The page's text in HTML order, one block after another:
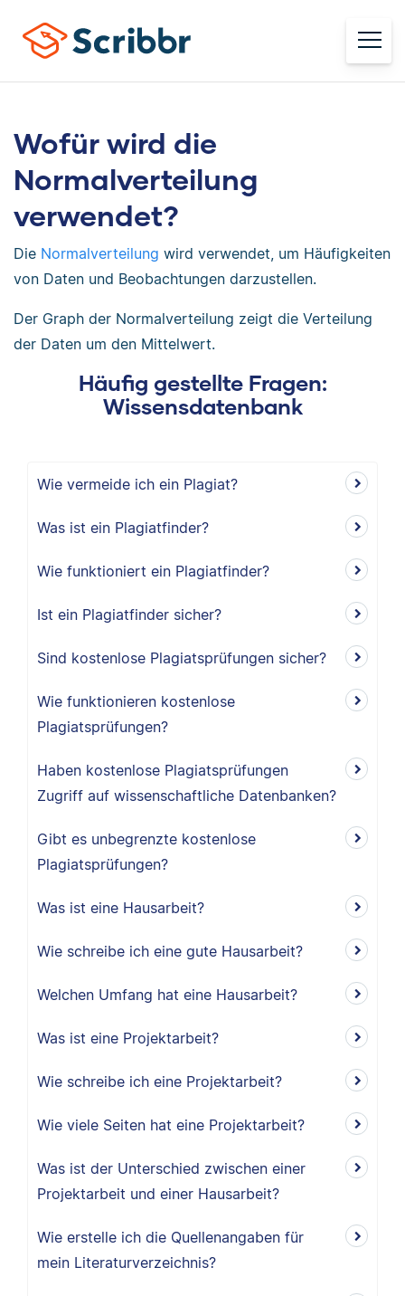
Wofür wird die
Normalverteilung
verwendet?
Die Normalverteilung wird verwendet, um Häufigkeiten
von Daten und Beobachtungen darzustellen.
Der Graph der Normalverteilung zeigt die Verteilung
der Daten um den Mittelwert.
Häufig gestellte Fragen:
Wissensdatenbank
Wie vermeide ich ein Plagiat?
Was ist ein Plagiatfinder?
Wie funktioniert ein Plagiatfinder?
Ist ein Plagiatfinder sicher?
Sind kostenlose Plagiatsprüfungen sicher?
Wie funktionieren kostenlose
Plagiatsprüfungen?
Haben kostenlose Plagiatsprüfungen
Zugriff auf wissenschaftliche Datenbanken?
Gibt es unbegrenzte kostenlose
Plagiatsprüfungen?
Was ist eine Hausarbeit?
Wie schreibe ich eine gute Hausarbeit?
Welchen Umfang hat eine Hausarbeit?
Was ist eine Projektarbeit?
Wie schreibe ich eine Projektarbeit?
Wie viele Seiten hat eine Projektarbeit?
Was ist der Unterschied zwischen einer
Projektarbeit und einer Hausarbeit?
Wie erstelle ich die Quellenangaben für
mein Literaturverzeichnis?